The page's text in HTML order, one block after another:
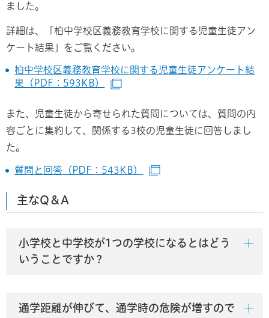
ました。
詳細は、「柏中学校区義務教育学校に関する児童生徒アン
ケート結果」をご覧ください。
柏中学校区義務教育学校に関する児童生徒アンケート結
果（PDF：593KB）
また、児童生徒から寄せられた質問については、質問の内
容ごとに集約して、関係する3校の児童生徒に回答しまし
た。
質問と回答（PDF：543KB）
主なQ＆A
小学校と中学校が1つの学校になるとはどう
いうことですか？
通学距離が伸びて、通学時の危険が増すので